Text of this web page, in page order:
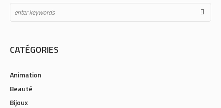
CATÉGORIES
Animation
Beauté
Bijoux